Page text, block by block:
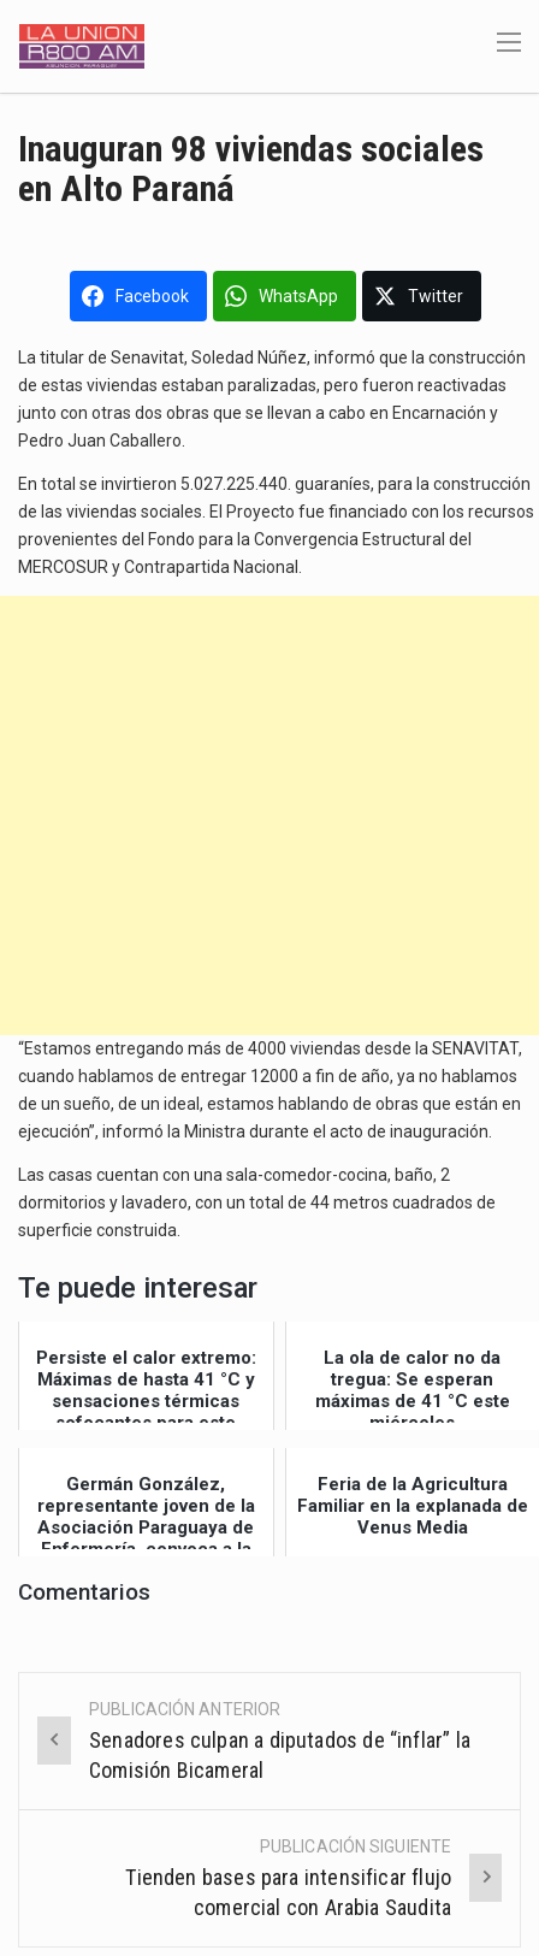
Inauguran 98 viviendas sociales
en Alto Paraná
Facebook WhatsApp Twitter
La titular de Senavitat, Soledad Núñez, informó que la construcción
de estas viviendas estaban paralizadas, pero fueron reactivadas
junto con otras dos obras que se llevan a cabo en Encarnación y
Pedro Juan Caballero.
En total se invirtieron 5.027.225.440. guaraníes, para la construcción
de las viviendas sociales. El Proyecto fue financiado con los recursos
provenientes del Fondo para la Convergencia Estructural del
MERCOSUR y Contrapartida Nacional.
“Estamos entregando más de 4000 viviendas desde la SENAVITAT,
cuando hablamos de entregar 12000 a fin de año, ya no hablamos
de un sueño, de un ideal, estamos hablando de obras que están en
ejecución”, informó la Ministra durante el acto de inauguración.
Las casas cuentan con una sala-comedor-cocina, baño, 2
dormitorios y lavadero, con un total de 44 metros cuadrados de
superficie construida.
Te puede interesar
Persiste el calor extremo:
Máximas de hasta 41 °C y
sensaciones térmicas
sofocantes para este
La ola de calor no da
tregua: Se esperan
máximas de 41 °C este
miércoles
Germán González,
representante joven de la
Asociación Paraguaya de
Enfermería, convoca a la
Feria de la Agricultura
Familiar en la explanada de
Venus Media
Comentarios
Post
navigation
PUBLICACIÓN ANTERIOR
Senadores culpan a diputados de “inflar” la
Comisión Bicameral
PUBLICACIÓN SIGUIENTE
Tienden bases para intensificar flujo
comercial con Arabia Saudita